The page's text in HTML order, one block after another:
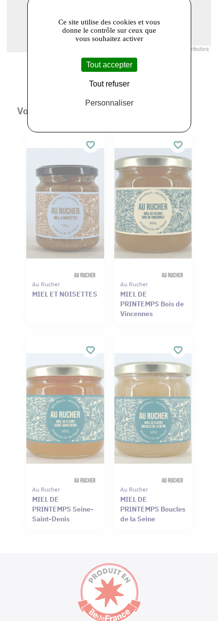
contributors
Vous aimerez aussi
Au Rucher
MIEL ET NOISETTES
Au Rucher
MIEL DE
PRINTEMPS Bois de
Vincennes
Au Rucher
MIEL DE
PRINTEMPS Seine-
Saint-Denis
Au Rucher
MIEL DE
PRINTEMPS Boucles
de la Seine
Ce site utilise des cookies et vous
donne le contrôle sur ceux que
vous souhaitez activer
Tout accepter
Tout refuser
Personnaliser